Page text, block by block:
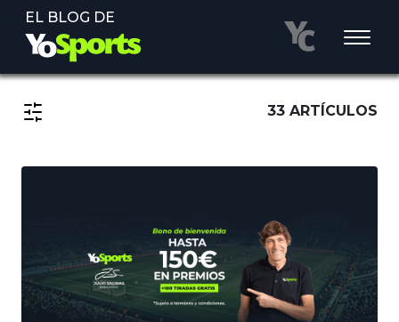
EL BLOG DE
33 ARTÍCULOS